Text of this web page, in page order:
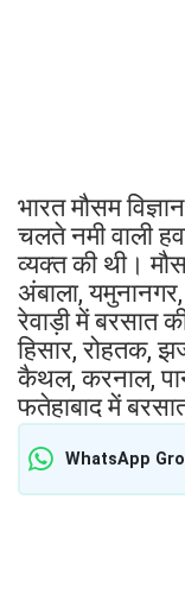
भारत मौसम
चलते नमी वाली
व्यक्त की थी।
अंबाला,
रेवाड़ी में बरसात
हिसार, रोहतक,
कैथल, करनाल,
फतेहाबाद में
WhatsApp